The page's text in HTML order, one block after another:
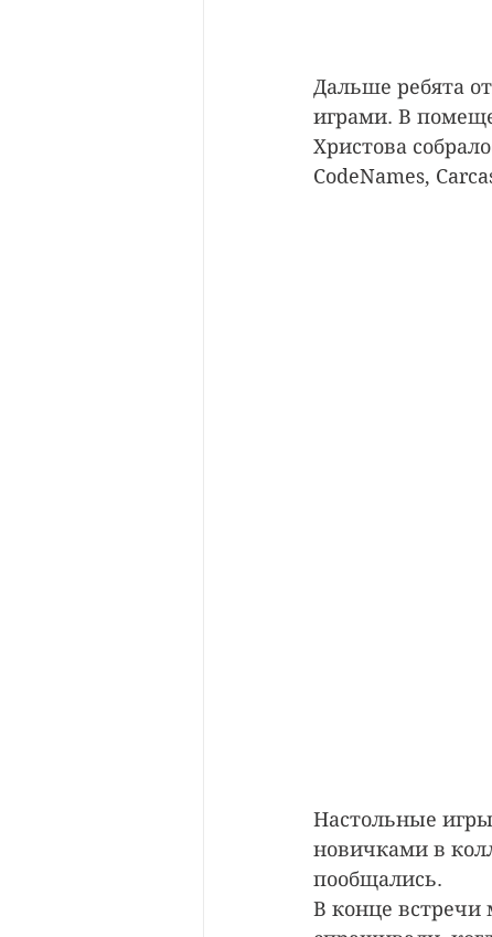
Дальше ребята
играми. В
Христова
CodeNames,
Настольные
новичками в
пообщались.
В конце встречи